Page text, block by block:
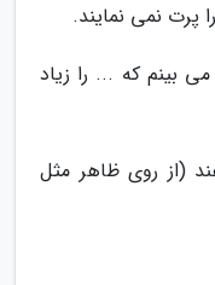
پرت نمی نمایند.
بینم که ... را زیاد
(از روی ظاهر مثل